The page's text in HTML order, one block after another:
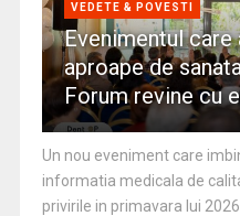
VEDETE & POVESTI
Evenimentul
aproape de
Forum revine cu
Un nou eveniment care
informatia medicala de
privirile in primavara lui 2026.